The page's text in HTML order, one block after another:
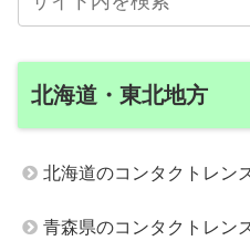
北海道・東北地方
北海道のコンタクトレン
青森県のコンタクトレン